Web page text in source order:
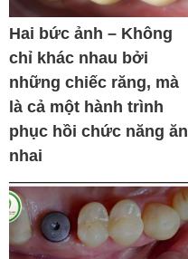
Hai bức ảnh – Không
chỉ khác nhau bởi
những chiếc răng, mà
là cả một hành trình
phục hồi chức năng ăn
nhai